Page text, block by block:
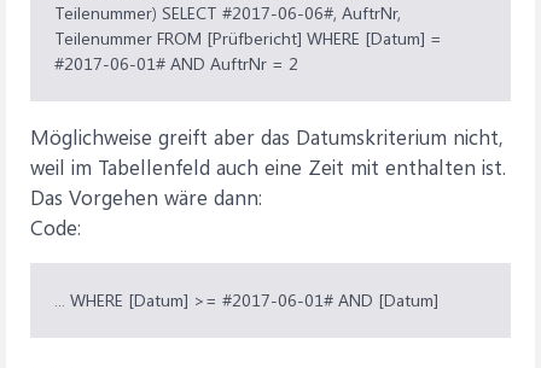
Teilenummer) SELECT #2017-06-06#, AuftrNr,
Teilenummer FROM [Prüfbericht] WHERE [Datum] =
#2017-06-01# AND AuftrNr = 2
Möglichweise greift aber das Datumskriterium nicht,
weil im Tabellenfeld auch eine Zeit mit enthalten ist.
Das Vorgehen wäre dann:
Code:
... WHERE [Datum] >= #2017-06-01# AND [Datum]